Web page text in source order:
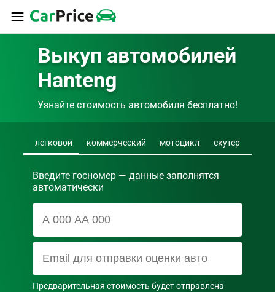
Выкуп автомобилей
Hanteng
Узнайте стоимость автомобиля бесплатно!
легковой коммерческий мотоцикл скутер
Введите госномер — данные заполнятся
автоматически
Предварительная стоимость будет отправлена